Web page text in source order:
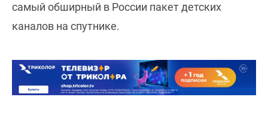
самый обширный в России пакет детских
каналов на спутнике.